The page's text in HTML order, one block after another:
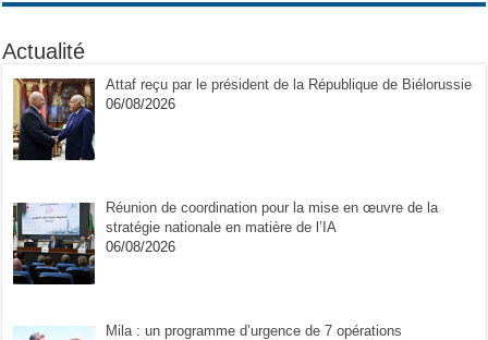
Actualité
Attaf reçu par le président de la République de Biélorussie
06/08/2026
Réunion de coordination pour la mise en œuvre de la
stratégie nationale en matière de l’IA
06/08/2026
Mila : un programme d’urgence de 7 opérations